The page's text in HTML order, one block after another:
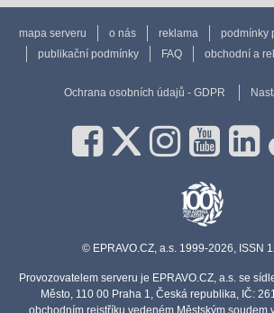
mapa serveru o nás reklama podmínky
publikační podmínky
FAQ obchodní a
Ochrana osobních údajů - GDPR
© EPRAVO.CZ, a.s. 1999-2026, ISSN
Provozovatelem serveru je EPRAVO.CZ, a.s. se
Město, 110 00 Praha 1, Česká republika, IČ: